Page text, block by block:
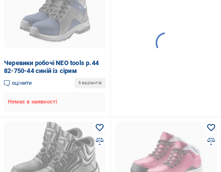
Черевики робочі NEO tools р.44
82-750-44 синій із сірим
оцінити 6 варіантів
Немає в наявності